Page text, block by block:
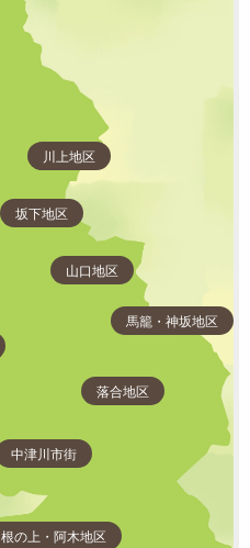
中津川市街
川上地区
坂下地区
山口地区
根の上・阿木地区
馬籠・神坂地区
落合地区